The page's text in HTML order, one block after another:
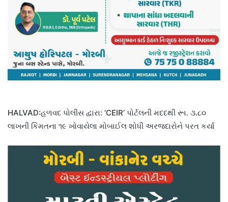
HALVAD:હળવદ પોલીસ દ્વારા: ‘CEIR’ પોર્ટલની મદદથી રૂા. ૩.૮૦
લાખની કિંમતના ૧૯ ખોવાયેલા મોબાઈલ શોધી અરજદારોને પરત કર્યા